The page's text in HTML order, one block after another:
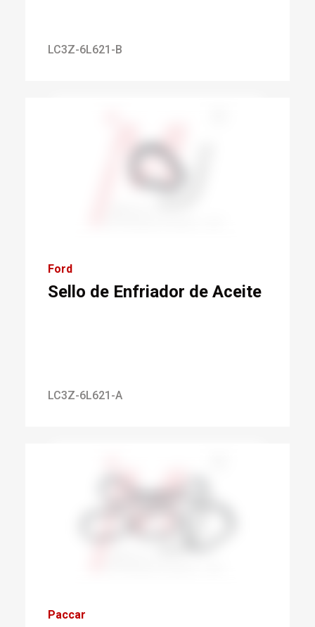
LC3Z-6L621-B
Ford
Sello de Enfriador de Aceite
LC3Z-6L621-A
Paccar